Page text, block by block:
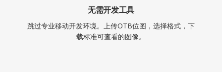
无需开发工具
跳过专业移动开发环境。上传OTB位图，选择格式，下
载标准可查看的图像。